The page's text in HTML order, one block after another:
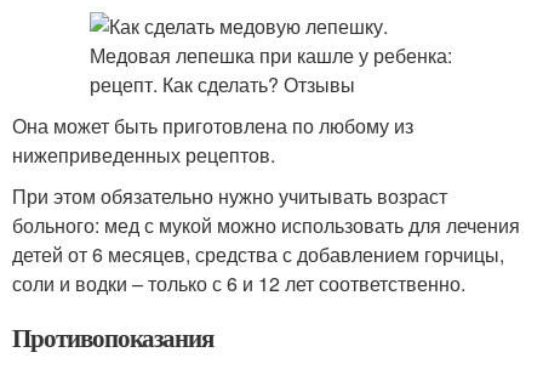
Она может быть приготовлена по любому из
нижеприведенных рецептов.
При этом обязательно нужно учитывать возраст
больного: мед с мукой можно использовать для лечения
детей от 6 месяцев, средства с добавлением горчицы,
соли и водки – только с 6 и 12 лет соответственно.
Противопоказания